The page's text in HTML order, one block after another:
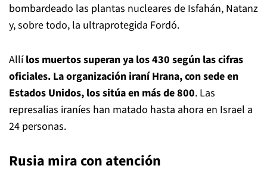
bombardeado las plantas nucleares de Isfahán, Natanz
y, sobre todo, la ultraprotegida Fordó.
Allílos muertos superan ya los 430 según las cifras
oficiales. La organización iraní Hrana, con sede en
Estados Unidos, los sitúa en más de 800. Las
represalias iraníes han matado hasta ahora en Israel a
24 personas.
Rusia mira con atención